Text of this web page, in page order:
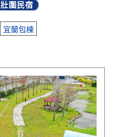
壯圍民宿
宜蘭包棟